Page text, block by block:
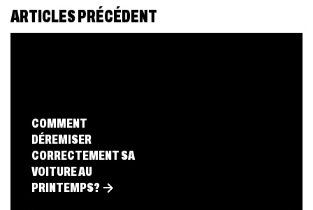
ARTICLES PRÉCÉDENT
COMMENT
DÉREMISER
CORRECTEMENT SA
VOITURE AU
PRINTEMPS?